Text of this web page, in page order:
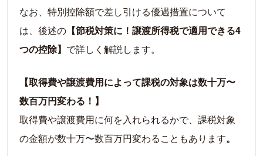
なお、特別控除額で差し引ける優遇措置について
は、後述の 【節税対策に！譲渡所得税で適用できる4
つの控除】 で詳しく解説します。
【取得費や譲渡費用によって課税の対象は数十万〜
数百万円変わる！】
取得費や譲渡費用に何を入れられるかで、課税対象
の金額が数十万〜数百万円変わることもあります。